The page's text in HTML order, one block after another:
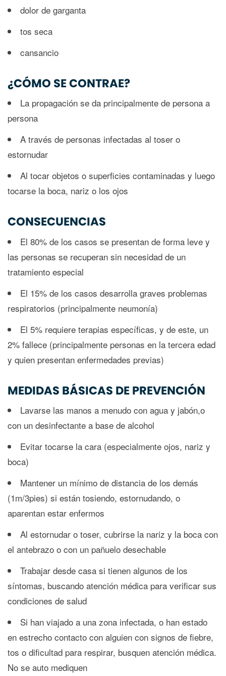
dolor de garganta
tos seca
cansancio
¿CÓMO SE CONTRAE?
La propagación se da principalmente de persona a
persona
A través de personas infectadas al toser o
estornudar
Al tocar objetos o superficies contaminadas y luego
tocarse la boca, nariz o los ojos
CONSECUENCIAS
El 80% de los casos se presentan de forma leve y
las personas se recuperan sin necesidad de un
tratamiento especial
El 15% de los casos desarrolla graves problemas
respiratorios (principalmente neumonía)
El 5% requiere terapias específicas, y de este, un
2% fallece (principalmente personas en la tercera edad
y quien presentan enfermedades previas)
MEDIDAS BÁSICAS DE PREVENCIÓN
Lavarse las manos a menudo con agua y jabón,o
con un desinfectante a base de alcohol
Evitar tocarse la cara (especialmente ojos, nariz y
boca)
Mantener un mínimo de distancia de los demás
(1m/3pies) si están tosiendo, estornudando, o
aparentan estar enfermos
Al estornudar o toser, cubrirse la nariz y la boca con
el antebrazo o con un pañuelo desechable
Trabajar desde casa si tienen algunos de los
síntomas, buscando atención médica para verificar sus
condiciones de salud
Si han viajado a una zona infectada, o han estado
en estrecho contacto con alguien con signos de fiebre,
tos o dificultad para respirar, busquen atención médica.
No se auto mediquen